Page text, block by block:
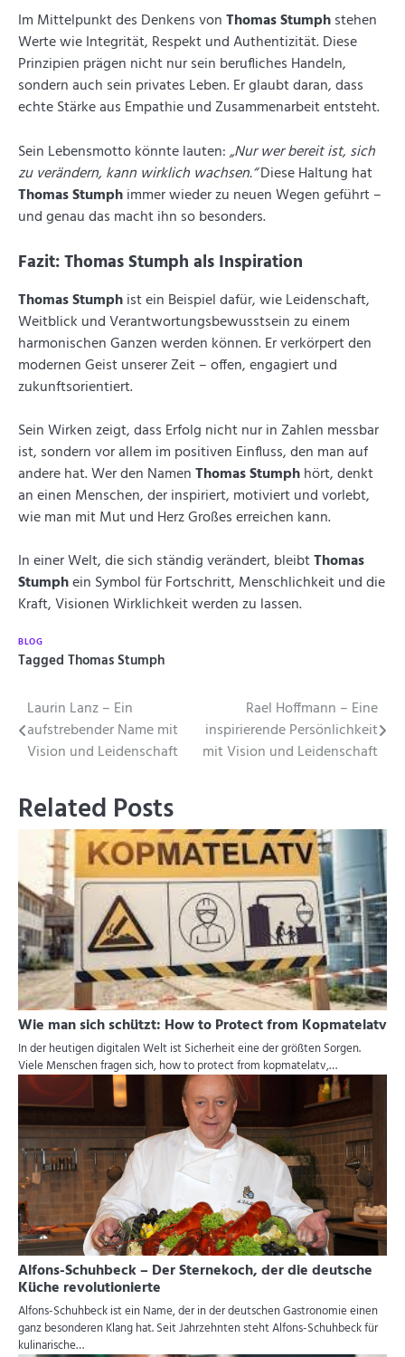
Im Mittelpunkt des Denkens vonThomas Stumphstehen
Werte wie Integrität, Respekt und Authentizität. Diese
Prinzipien prägen nicht nur sein berufliches Handeln,
sondern auch sein privates Leben. Er glaubt daran, dass
echte Stärke aus Empathie und Zusammenarbeit entsteht.
Sein Lebensmotto könnte lauten:„Nur wer bereit ist, sich
zu verändern, kann wirklich wachsen.“Diese Haltung hat
Thomas Stumphimmer wieder zu neuen Wegen geführt –
und genau das macht ihn so besonders.
Fazit: Thomas Stumph als Inspiration
Thomas Stumphist ein Beispiel dafür, wie Leidenschaft,
Weitblick und Verantwortungsbewusstsein zu einem
harmonischen Ganzen werden können. Er verkörpert den
modernen Geist unserer Zeit – offen, engagiert und
zukunftsorientiert.
Sein Wirken zeigt, dass Erfolg nicht nur in Zahlen messbar
ist, sondern vor allem im positiven Einfluss, den man auf
andere hat. Wer den NamenThomas Stumphhört, denkt
an einen Menschen, der inspiriert, motiviert und vorlebt,
wie man mit Mut und Herz Großes erreichen kann.
In einer Welt, die sich ständig verändert, bleibtThomas
Stumphein Symbol für Fortschritt, Menschlichkeit und die
Kraft, Visionen Wirklichkeit werden zu lassen.
BLOG
Tagged Thomas Stumph
Beitragsnavigation
Laurin Lanz – Ein
aufstrebender Name mit
Vision und Leidenschaft
Rael Hoffmann – Eine
inspirierende Persönlichkeit
mit Vision und Leidenschaft
Related Posts
Wie man sich schützt: How to Protect from Kopmatelatv
In der heutigen digitalen Welt ist Sicherheit eine der größten Sorgen.
Viele Menschen fragen sich, how to protect from kopmatelatv,…
Alfons-Schuhbeck – Der Sternekoch, der die deutsche
Küche revolutionierte
Alfons-Schuhbeck ist ein Name, der in der deutschen Gastronomie einen
ganz besonderen Klang hat. Seit Jahrzehnten steht Alfons-Schuhbeck für
kulinarische…